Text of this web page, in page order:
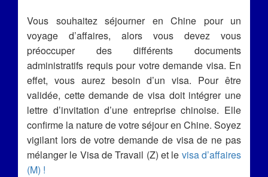
Vous souhaitez séjourner en Chine pour un
voyage d’affaires, alors vous devez vous
préoccuper des différents documents
administratifs requis pour votre demande visa. En
effet, vous aurez besoin d’un visa. Pour être
validée, cette demande de visa doit intégrer une
lettre d’invitation d’une entreprise chinoise. Elle
confirme la nature de votre séjour en Chine. Soyez
vigilant lors de votre demande de visa de ne pas
mélanger le Visa de Travail (Z) et le visa d’affaires
(M) !